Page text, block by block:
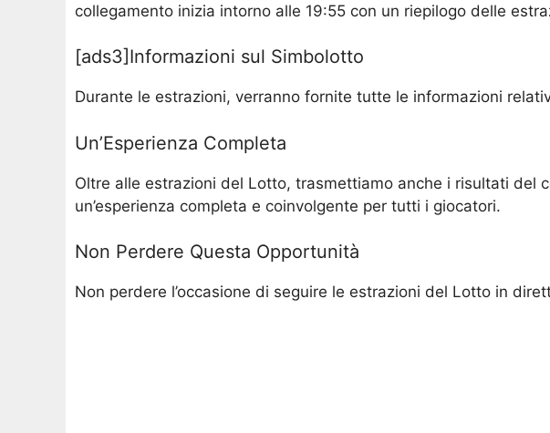
collegamento inizia intorno alle 19:55 con un riepilogo delle
[ads3]Informazioni sul Simbolotto
Durante le estrazioni, verranno fornite tutte le informazioni
Un’Esperienza Completa
Oltre alle estrazioni del Lotto, trasmettiamo anche i risultati del
un’esperienza completa e coinvolgente per tutti i giocatori.
Non Perdere Questa Opportunità
Non perdere l’occasione di seguire le estrazioni del Lotto in